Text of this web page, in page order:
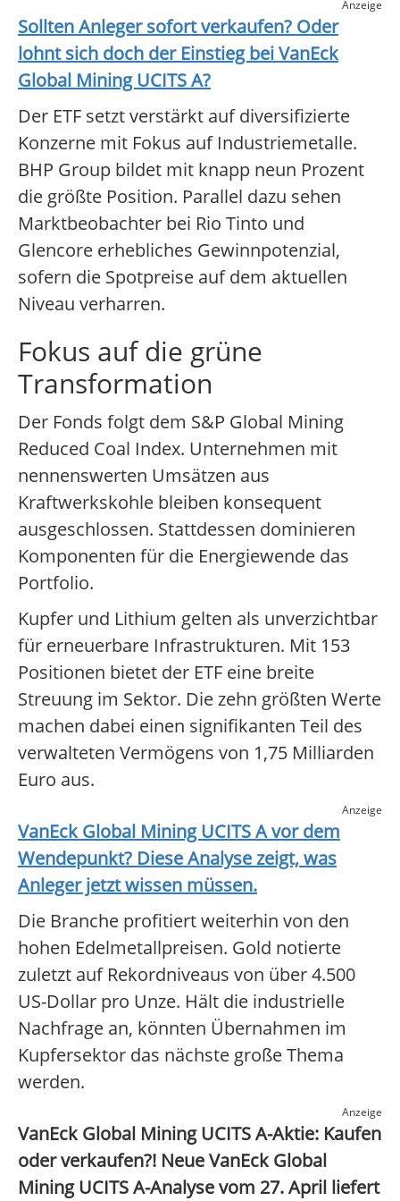
Anzeige
Sollten Anleger sofort verkaufen? Oder
lohnt sich doch der Einstieg beiVanEck
Global Mining UCITS A?
Der ETF setzt verstärkt auf diversifizierte
Konzerne mit Fokus auf Industriemetalle.
BHP Group bildet mit knapp neun Prozent
die größte Position. Parallel dazu sehen
Marktbeobachter bei Rio Tinto und
Glencore erhebliches Gewinnpotenzial,
sofern die Spotpreise auf dem aktuellen
Niveau verharren.
Fokus auf die grüne
Transformation
Der Fonds folgt dem S&P Global Mining
Reduced Coal Index. Unternehmen mit
nennenswerten Umsätzen aus
Kraftwerkskohle bleiben konsequent
ausgeschlossen. Stattdessen dominieren
Komponenten für die Energiewende das
Portfolio.
Kupfer und Lithium gelten als unverzichtbar
für erneuerbare Infrastrukturen. Mit 153
Positionen bietet der ETF eine breite
Streuung im Sektor. Die zehn größten Werte
machen dabei einen signifikanten Teil des
verwalteten Vermögens von 1,75 Milliarden
Euro aus.
Anzeige
VanEck Global Mining UCITS Avor dem
Wendepunkt? Diese Analyse zeigt, was
Anleger jetzt wissen müssen.
Die Branche profitiert weiterhin von den
hohen Edelmetallpreisen. Gold notierte
zuletzt auf Rekordniveaus von über 4.500
US-Dollar pro Unze. Hält die industrielle
Nachfrage an, könnten Übernahmen im
Kupfersektor das nächste große Thema
werden.
Anzeige
VanEck Global Mining UCITS A-Aktie: Kaufen
oder verkaufen?! Neue VanEck Global
Mining UCITS A-Analyse vom 27. April liefert